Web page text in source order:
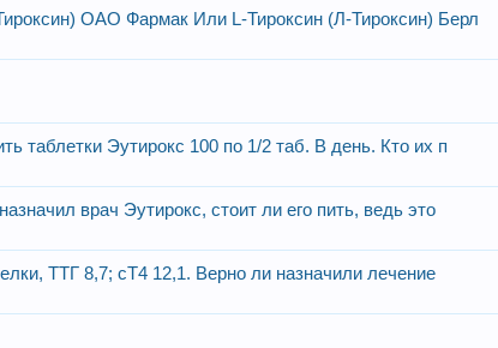
ОАО Фармак Или L-Тироксин (Л-Тироксин) Берл
таблетки Эутирокс 100 по 1/2 таб. В день. Кто их п
врач Эутирокс, стоит ли его пить, ведь это
ТТГ 8,7; сТ4 12,1. Верно ли назначили лечение